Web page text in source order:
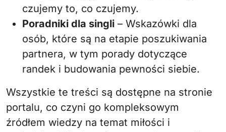
czujemy to, co czujemy.
Poradniki dla singli – Wskazówki dla
osób, które są na etapie poszukiwania
partnera, w tym porady dotyczące
randek i budowania pewności siebie.
Wszystkie te treści są dostępne na stronie
portalu, co czyni go kompleksowym
źródłem wiedzy na temat miłości i